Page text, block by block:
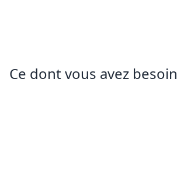
Ce dont vous avez besoin